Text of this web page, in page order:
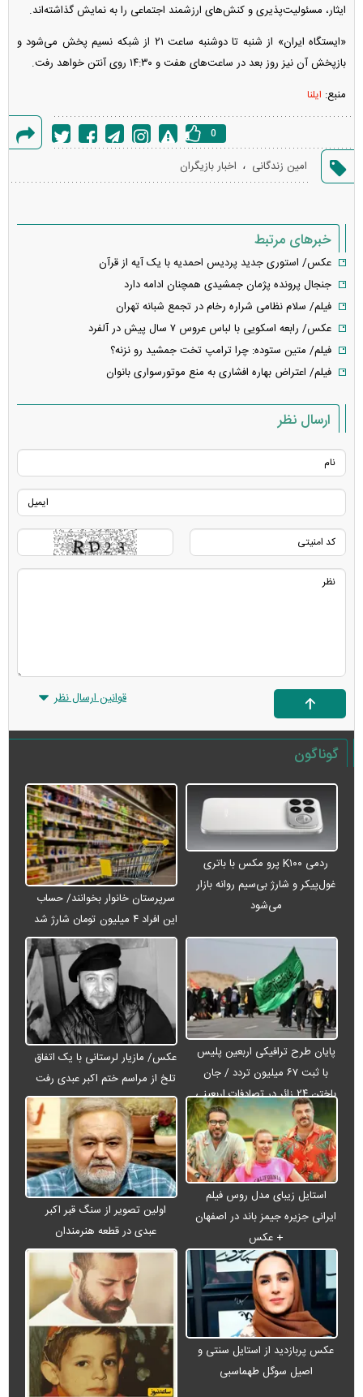
ایثار، مسئولیت‌پذیری و کنش‌های ارزشمند اجتماعی را به نمایش گذاشته‌اند.
«ایستگاه ایران» از شنبه تا دوشنبه ساعت ۲۱ از شبکه نسیم پخش می‌شود و
بازپخش آن نیز روز بعد در ساعت‌های هفت و ۱۴:۳۰ روی آنتن خواهد رفت.
منبع: ایلنا
خطا
0
امین زندگانی ، اخبار بازیگران
خبرهای مرتبط
عکس/ استوری جدید پردیس احمدیه با یک آیه از قرآن
جنجال پرونده پژمان جمشیدی همچنان ادامه دارد
فیلم/ سلام نظامی شراره رخام در تجمع شبانه تهران
عکس/ رابعه اسکویی با لباس عروس ۷ سال پیش در آلفرد
فیلم/ متین ستوده: چرا ترامپ تخت جمشید رو نزنه؟
فیلم/ اعتراض بهاره افشاری به منع موتورسواری بانوان
ارسال نظر
قوانین ارسال نظر
گوناگون
ردمی K۱۰۰ پرو مکس با باتری
غول‌پیکر و شارژ بی‌سیم روانه بازار
می‌شود
سرپرستان خانوار بخوانند/ حساب
این افراد ۴ میلیون تومان شارژ شد
پایان طرح ترافیکی اربعین پلیس
با ثبت ۶۷ میلیون تردد / جان
باختن ۲۴ زائر در تصادفات اربعینی
عکس/ مازیار لرستانی با یک اتفاق
تلخ از مراسم ختم اکبر عبدی رفت
استایل زیبای مدل روس فیلم
ایرانی جزیره جیمز باند در اصفهان
+ عکس
اولین تصویر از سنگ قبر اکبر
عبدی در قطعه هنرمندان
عکس پربازدید از استایل سنتی و
اصیل سوگل طهماسبی